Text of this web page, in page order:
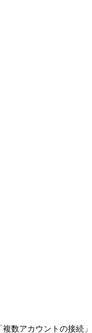
数アカウントの接続